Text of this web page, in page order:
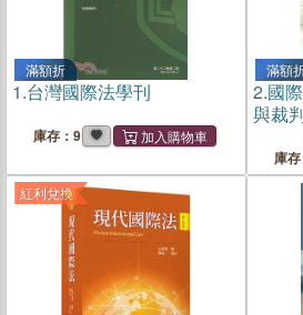
滿額折
1.台灣國際法學刊
庫存：9
滿額
2.國
與裁
庫
紅利兌換